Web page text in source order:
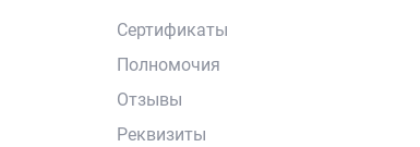
Сертификаты
Полномочия
Отзывы
Реквизиты